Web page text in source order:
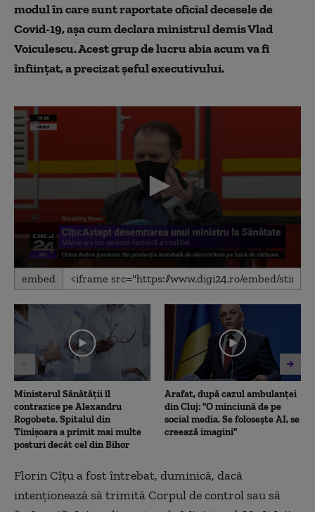
modul în care sunt raportate oficial decesele de
Covid-19, așa cum declara ministrul demis Vlad
Voiculescu. Acest grup de lucru abia acum va fi
înfiinţat, a precizat șeful executivului.
0
seconds
1
minute,
embed
Ministerul Sănătății îl
contrazice pe Alexandru
Rogobete. Spitalul din
Timișoara a primit mai multe
posturi decât cel din Bihor
Arafat, după cazul ambulanței
din Cluj: "O minciună de pe
social media. Se folosește AI, se
creează imagini"
Florin Cîțu a fost întrebat, duminică, dacă
intenţionează să trimită Corpul de control sau să